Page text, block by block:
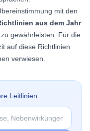
mit den
aus dem Jahr
gewährleisten. Für die
auf diese Richtlinien
verwiesen.
Leitlinien